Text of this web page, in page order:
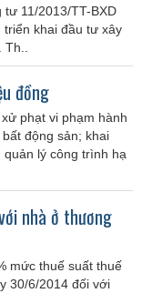
11/2013/TT-BXD
khai đầu tư xây
Th..
đồng
phạt vi phạm hành
động sản; khai
quản lý công trình hạ
nhà ở thương
mức thuế suất thuế
30/6/2014 đối với